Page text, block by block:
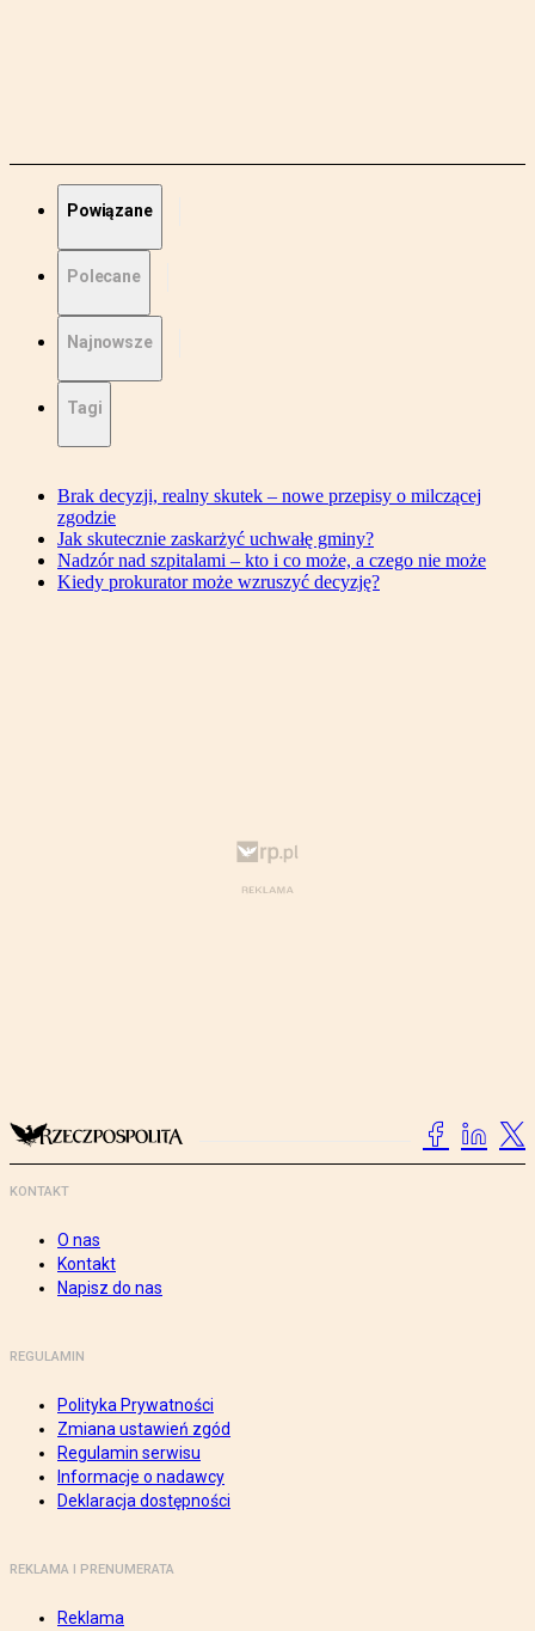
Powiązane
Polecane
Najnowsze
Tagi
Brak decyzji, realny skutek – nowe przepisy o milczącej
zgodzie
Jak skutecznie zaskarżyć uchwałę gminy?
Nadzór nad szpitalami – kto i co może, a czego nie może
Kiedy prokurator może wzruszyć decyzję?
KONTAKT
O nas
Kontakt
Napisz do nas
REGULAMIN
Polityka Prywatności
Zmiana ustawień zgód
Regulamin serwisu
Informacje o nadawcy
Deklaracja dostępności
REKLAMA I PRENUMERATA
Reklama